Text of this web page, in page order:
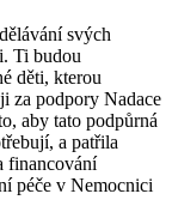
svých
Ti budou
děti, kterou
za podpory Nadace
aby tato podpůrná
a patřila
financování
péče v Nemocnici